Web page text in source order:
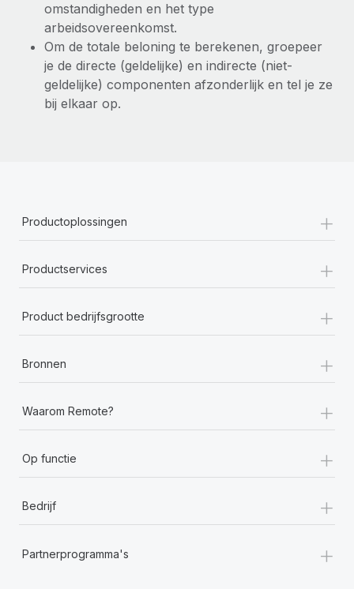
omstandigheden en het type
arbeidsovereenkomst.
Om de totale beloning te berekenen, groepeer
je de directe (geldelijke) en indirecte (niet-
geldelijke) componenten afzonderlijk en tel je ze
bij elkaar op.
Productoplossingen +
Productservices +
Product bedrijfsgrootte +
Bronnen +
Waarom Remote? +
Op functie +
Bedrijf +
Partnerprogramma's +